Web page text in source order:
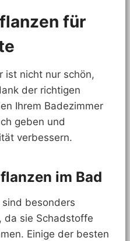
für
ist nicht nur schön,
der richtigen
Ihrem Badezimmer
geben und
verbessern.
im Bad
besonders
da sie Schadstoffe
Einige der besten